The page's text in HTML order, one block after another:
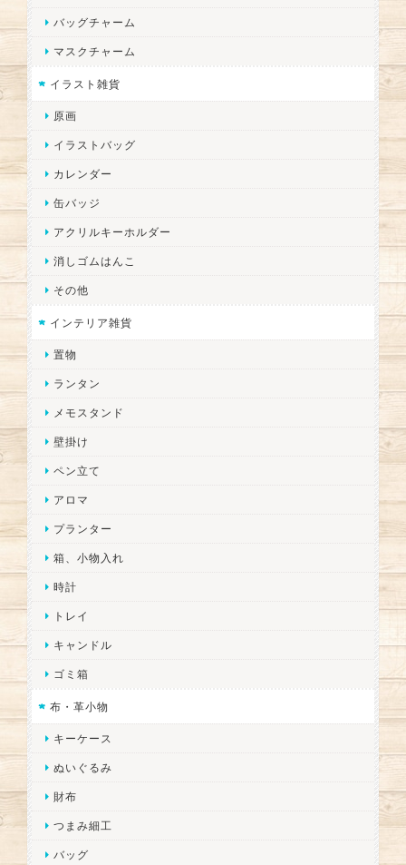
バッグチャーム
マスクチャーム
イラスト雑貨
原画
イラストバッグ
カレンダー
缶バッジ
アクリルキーホルダー
消しゴムはんこ
その他
インテリア雑貨
置物
ランタン
メモスタンド
壁掛け
ペン立て
アロマ
プランター
箱、小物入れ
時計
トレイ
キャンドル
ゴミ箱
布・革小物
キーケース
ぬいぐるみ
財布
つまみ細工
バッグ